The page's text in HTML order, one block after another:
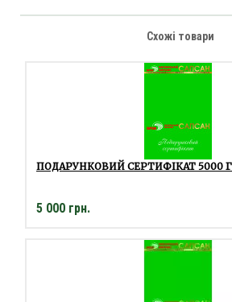
Схожі товари
ПОДАРУНКОВИЙ СЕРТИФІКАТ 5000
5 000 грн.